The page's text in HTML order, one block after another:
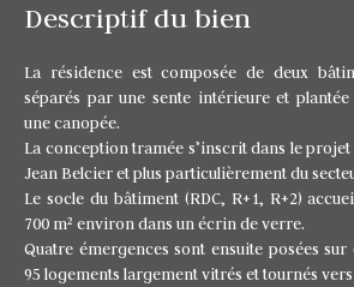
Descriptif du bien
La résidence est composée de deux
séparés par une sente intérieure et
une canopée.
La conception tramée s’inscrit dans le projet
Jean Belcier et plus particulièrement du
Le socle du bâtiment (RDC, R+1, R+2)
700 m² environ dans un écrin de verre.
Quatre émergences sont ensuite posées
95 logements largement vitrés et tournés